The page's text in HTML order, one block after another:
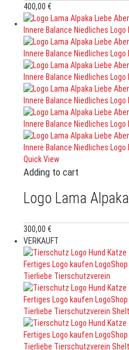
400,00 €
Quick View
Adding to cart
Logo Lama Alpaka
300,00 €
VERKAUFT